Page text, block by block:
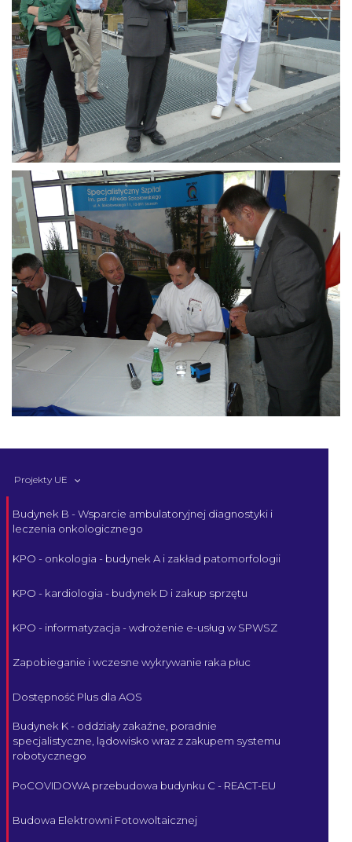
Projekty UE
Budynek B - Wsparcie ambulatoryjnej diagnostyki i
leczenia onkologicznego
KPO - onkologia - budynek A i zakład patomorfologii
KPO - kardiologia - budynek D i zakup sprzętu
KPO - informatyzacja - wdrożenie e-usług w SPWSZ
Zapobieganie i wczesne wykrywanie raka płuc
Dostępność Plus dla AOS
Budynek K - oddziały zakaźne, poradnie
specjalistyczne, lądowisko wraz z zakupem systemu
robotycznego
PoCOVIDOWA przebudowa budynku C - REACT-EU
Budowa Elektrowni Fotowoltaicznej